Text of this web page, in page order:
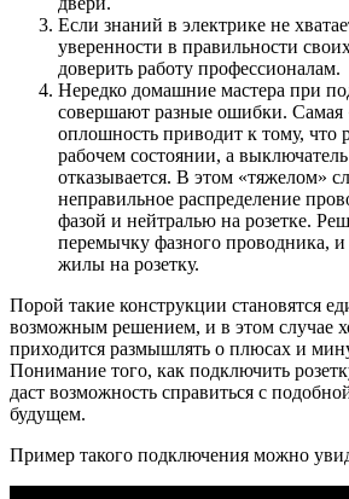
Если знаний в электрике не
уверенности в правильности
доверить работу профессионалам.
Нередко домашние мастера при
совершают разные ошибки. Самая
оплошность приводит к тому, что
рабочем состоянии, а
отказывается. В этом «тяжелом»
неправильное распределение
фазой и нейтралью на розетке.
перемычку фазного проводника,
жилы на розетку.
Порой такие конструкции становятся
возможным решением, и в этом случае
приходится размышлять о плюсах и
Понимание того, как подключить
даст возможность справиться с
будущем.
Пример такого подключения можно